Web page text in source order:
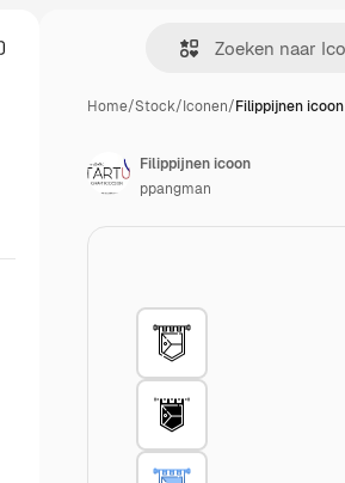
Home/Stock/Iconen/Filippijnen icoon
Filippijnen icoon
ppangman